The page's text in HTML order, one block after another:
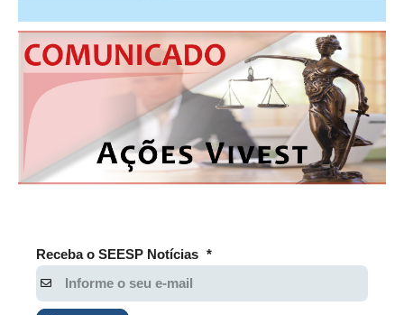
Receba o SEESP Notícias *